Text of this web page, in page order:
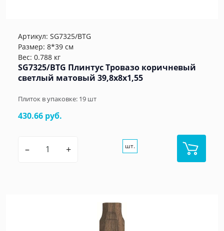
Артикул: SG7325/BTG
Размер: 8*39 см
Вес: 0.788 кг
SG7325/BTG Плинтус Тровазо коричневый
светлый матовый 39,8x8x1,55
Плиток в упаковке: 19 шт
430.66 руб.
– + шт.